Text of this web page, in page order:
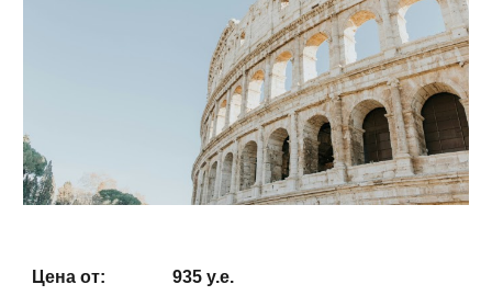
Цена от: 935 у.е.